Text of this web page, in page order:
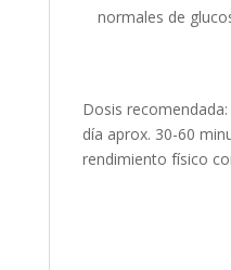
normales de
Dosis
día aprox. 30-60
rendimiento físico